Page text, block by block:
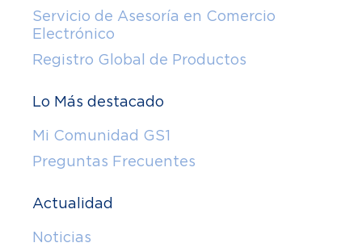
Servicio de Asesoría en Comercio
Electrónico
Registro Global de Productos
Lo Más destacado
Mi Comunidad GS1
Preguntas Frecuentes
Actualidad
Noticias